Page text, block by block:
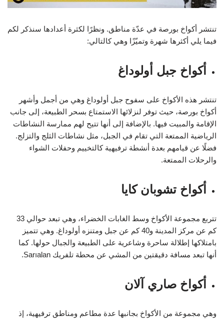
تنتشر أكواخ بورصة في عدّة مناطق. ونظرًا لكثرة أعدادها سنذكر لكم
فيما يلي أكثرها شهرة وتميّزًا وهي كالتالي:
أكواخ جبل أولوداغ
تنتشر هذه الأكواخ على سفوح جبل أولوداغ وهي من أجمل وأشهر
أكواخ بورصة، حيث توفر لنزلائها الاستمتاع بسحر الطبيعة، إلى جانب
الإقامة والمبيت فيها. بالإضافة إلى أنها تتيح لهم ممارسة النشاطات
الرياضية الممتعة التي تقام في الجبل، مثل نشاطات الثلج والتزلج.
فضلًا عن قيامهم بعدة أنشطة ترفيهية كالتخييم وحفلات الشواء
والرحلات الممتعة.
أكواخ تشوبان كايا
تتربع مجموعة الأكواخ وسط الغابات الخضراء، وهي تبعد حوالي 33
كم عن مركز المدينة و40 كم عن جبل ومتنزه أولوداغ. وهي تتميز
بامتلاكها إطلالة ساحرة وشاعرية على الطبيعة والجبال حولها. كما
أنها تبعد مسافة دقيقتين من المشي عن محطة تلفريك Sarıalan.
أكواخ صاري آلان
وهي مجموعة من الأكواخ بجانبها عدة مطاعم ومناطق ترفيهية، إذ